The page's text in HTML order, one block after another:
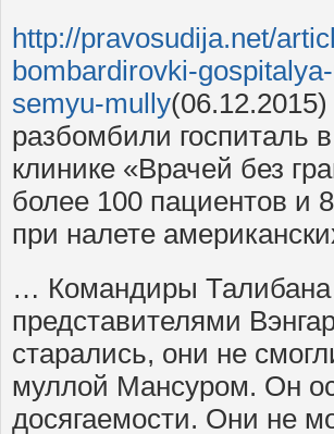
http://pravosudija.net/
bombardirovki-
semyu-mully
разбомбили госпиталь
клинике «Врачей без
более 100 пациентов и
при налете
… Командиры Талибана
представителями
старались, они не
муллой Мансуром. Он
досягаемости. Они не